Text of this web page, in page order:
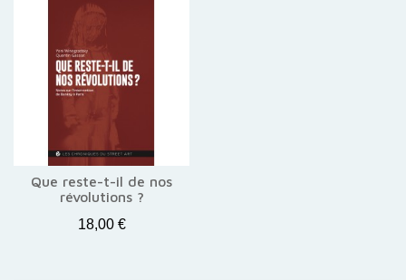
Que reste-t-il de nos
révolutions ?
18,00 €